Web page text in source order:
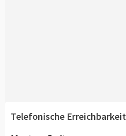
Telefonische Erreichbarkeit